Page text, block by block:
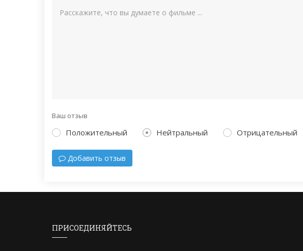
Ваш отзыв
Положительный Нейтральный Отрицательный
Добавить отзыв
ПРИСОЕДИНЯЙТЕСЬ